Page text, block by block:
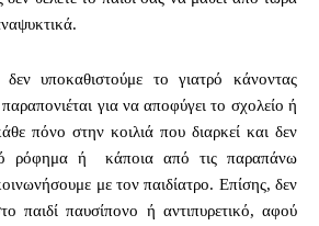
υποκαθιστούμε το γιατρό κάνοντας
για να αποφύγει το σχολείο ή
πόνο στην κοιλιά που διαρκεί και δεν
ρόφημα ή κάποια από τις παραπάνω
με τον παιδίατρο. Eπίσης, δεν
παιδί παυσίπονο ή αντιπυρετικό, αφού